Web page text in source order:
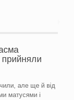
прийняли
але ще й від
матусями і